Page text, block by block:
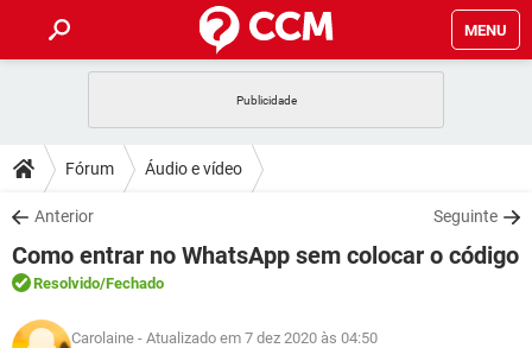
MENU
CELULAR
OUTLOOK
INSTAGRAM GMAIL
GUIA DE COMPRAS
DICAS
JOGOS
OUTLOOK
INSTAGRAM
DOWNLOADS
JOGOS WHATSAPP
CELULAR
OUTLOOK EXCEL
FÓRUM
JOGOS
GLOSSÁRIO
Fórum Áudio e vídeo
Anterior Seguinte
Como entrar no WhatsApp sem colocar o código
Resolvido/Fechado
Carolaine - Atualizado em 7 dez 2020 às 04:50